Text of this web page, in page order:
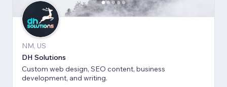
NM, US
DH Solutions
Custom web design, SEO content, business
development, and writing.